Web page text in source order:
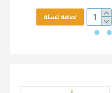
اضافة للسلة